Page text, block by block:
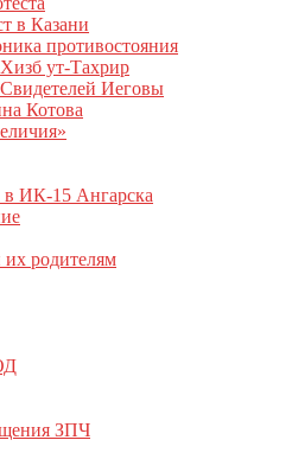
в Казани
противостояния
ут-Тахрир
Иеговы
Котова
в ИК-15 Ангарска
родителям
ЗПЧ